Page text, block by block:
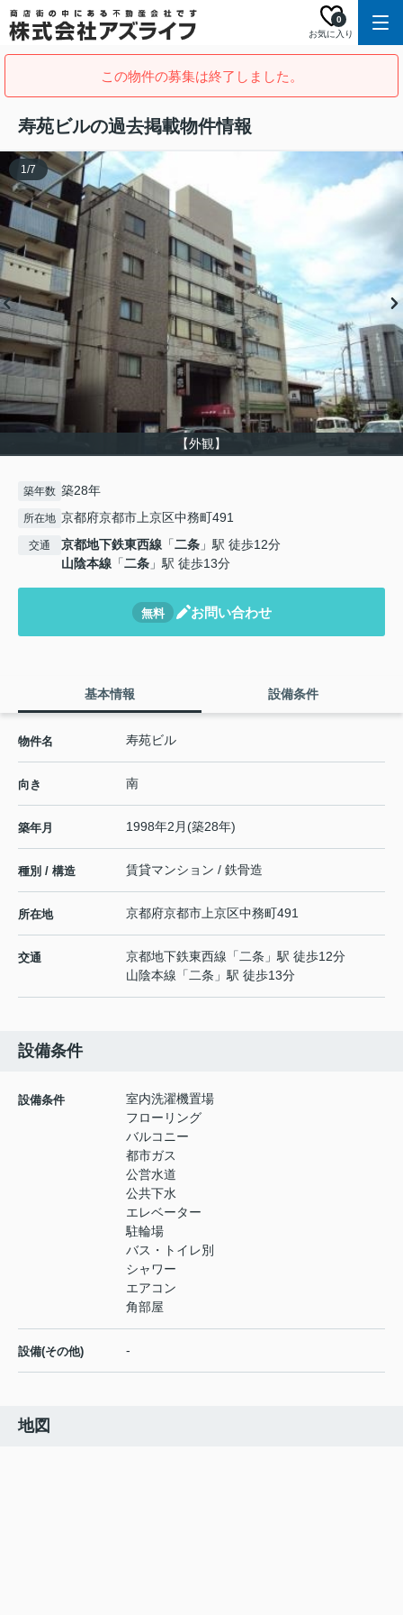
お気に入り
0
この物件の募集は終了しました。
寿苑ビルの過去掲載物件情報
【外観】
1/7
築年数 築28年
所在地 京都府京都市上京区中務町491
交通 京都地下鉄東西線 「二条 」駅 徒歩12分
山陰本線 「二条 」駅 徒歩13分
無料 お問い合わせ
基本情報 設備条件
物件名 寿苑ビル
向き 南
築年月 1998年2月(築28年)
種別 / 構造 賃貸マンション / 鉄骨造
所在地 京都府京都市上京区中務町491
交通 京都地下鉄東西線 「二条 」駅 徒歩12分
山陰本線 「二条 」駅 徒歩13分
設備条件
設備条件
室内洗濯機置場
フローリング
バルコニー
都市ガス
公営水道
公共下水
エレベーター
駐輪場
バス・トイレ別
シャワー
エアコン
角部屋
設備(その他) -
地図